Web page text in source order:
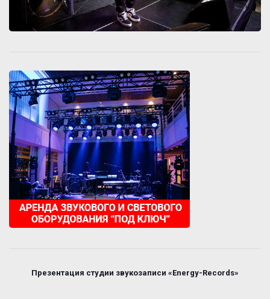
Презентация студии звукозаписи «Energy-Records»